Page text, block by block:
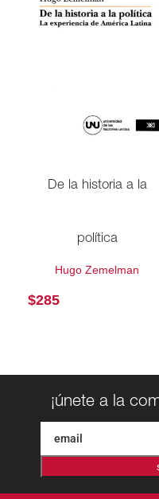
De la historia a la
política
Hugo Zemelman
$285
¡únete a la